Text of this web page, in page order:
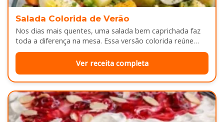
Salada Colorida de Verão
Nos dias mais quentes, uma salada bem caprichada faz
toda a diferença na mesa. Essa versão colorida reúne
legumes cozidos…
Ver receita completa